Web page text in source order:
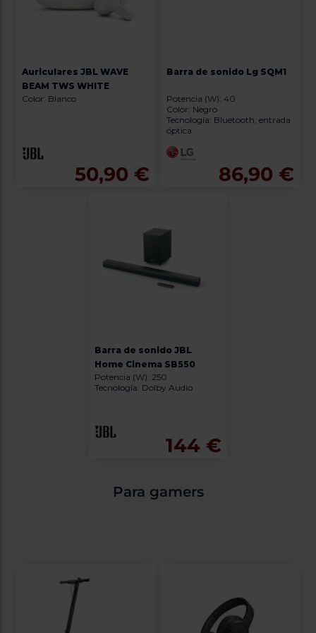
Auriculares JBL WAVE
BEAM TWS WHITE
Color: Blanco
50,90 €
Barra de sonido Lg SQM1
Potencia (W): 40
Color: Negro
Tecnología: Bluetooth, entrada
óptica
86,90 €
Barra de sonido JBL
Home Cinema SB550
Potencia (W): 250
Tecnología: Dolby Audio
144 €
Para gamers